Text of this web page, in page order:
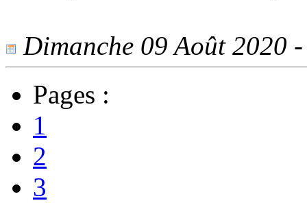
Dimanche 09 Août 2020
Pages :
1
2
3